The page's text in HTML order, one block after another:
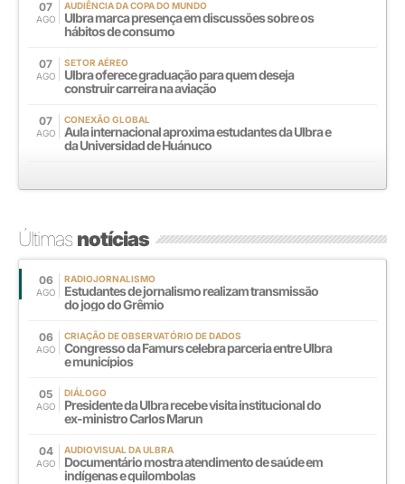
07
AGO
AUDIÊNCIA DA COPA DO MUNDO
Ulbra marca presença em discussões sobre os
hábitos de consumo
07
AGO
SETOR AÉREO
Ulbra oferece graduação para quem deseja
construir carreira na aviação
07
AGO
CONEXÃO GLOBAL
Aula internacional aproxima estudantes da Ulbra e
da Universidad de Huánuco
Últimasnotícias
06
AGO
RADIOJORNALISMO
Estudantes de jornalismo realizam transmissão
do jogo do Grêmio
06
AGO
CRIAÇÃO DE OBSERVATÓRIO DE DADOS
Congresso da Famurs celebra parceria entre Ulbra
e municípios
05
AGO
DIÁLOGO
Presidente da Ulbra recebe visita institucional do
ex-ministro Carlos Marun
04
AGO
AUDIOVISUAL DA ULBRA
Documentário mostra atendimento de saúde em
indígenas e quilombolas